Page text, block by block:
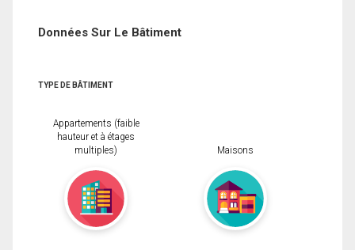
Données Sur Le Bâtiment
TYPE DE BÂTIMENT
Appartements (faible
hauteur et à étages
multiples)
Maisons